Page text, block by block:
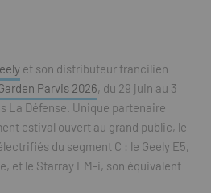
et son distributeur francilien
Parvis 2026, du 29 juin au 3
La Défense. Unique partenaire
estival ouvert au grand public, le
du segment C : le Geely E5,
et le Starray EM-i, son équivalent